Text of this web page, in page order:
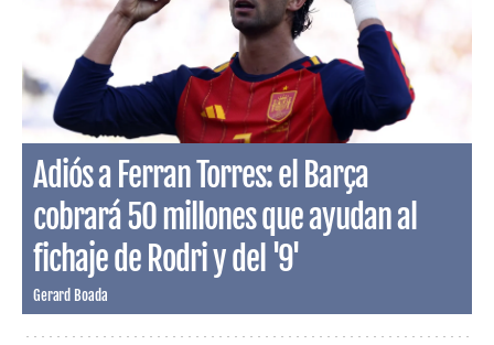
Adiós a Ferran Torres: el Barça
cobrará 50 millones que ayudan al
fichaje de Rodri y del '9'
Gerard Boada